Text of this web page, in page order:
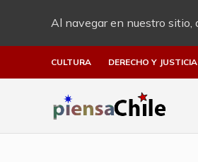
Al navegar en nuestro sitio,
CULTURA DERECHO Y JUSTICIA